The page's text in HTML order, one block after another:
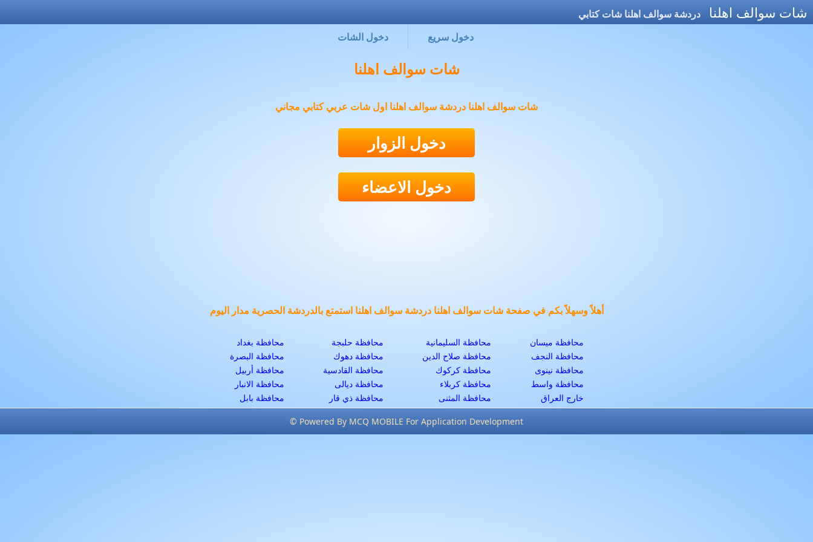
شات سوالف اهلنا
دردشة سوالف اهلنا شات كتابي
دخول الشات
دخول سريع
شات سوالف اهلنا
شات سوالف اهلنا دردشة سوالف اهلنا اول شات عربي كتابي مجاني
دخول الزوار
دخول الاعضاء
أهلاً وسهلاً بكم في صفحة شات سوالف اهلنا دردشة سوالف اهلنا استمتع بالدردشة الحصرية مدار اليوم
محافظة بغداد
محافظة البصرة
محافظة أربيل
محافظة الانبار
محافظة بابل
محافظة حلبجة
محافظة دهوك
محافظة القادسية
محافظة ديالى
محافظة ذي قار
محافظة السليمانية
محافظة صلاح الدين
محافظة كركوك
محافظة كربلاء
محافظة المثنى
محافظة ميسان
محافظة النجف
محافظة نينوى
محافظة واسط
خارج العراق
© Powered By MCQ MOBILE For Application Development